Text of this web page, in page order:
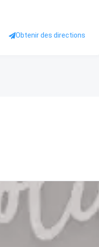
Obtenir des directions